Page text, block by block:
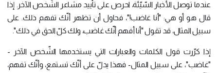
عندما توصل الأخبار السّيّئة، احرص على تأييد مشاعر الشّخص الآخر. إذا
قال هو أو هي: "أنا غاضب!"، فحاول أن تظهر أنّك تفهم ذلك. على
سبيل المثال، قد تقول "أنا أفهم أنّك غاضب، ولك كلّ الحق في ذلك".
إذا كرّرت قول الكلمات والعبارات التي يستخدمها الشّخص الآخر -
"غاضب"، على سبيل المثال- فهذا يدلّ على أنّك تستمع، وأنّك تفهم،